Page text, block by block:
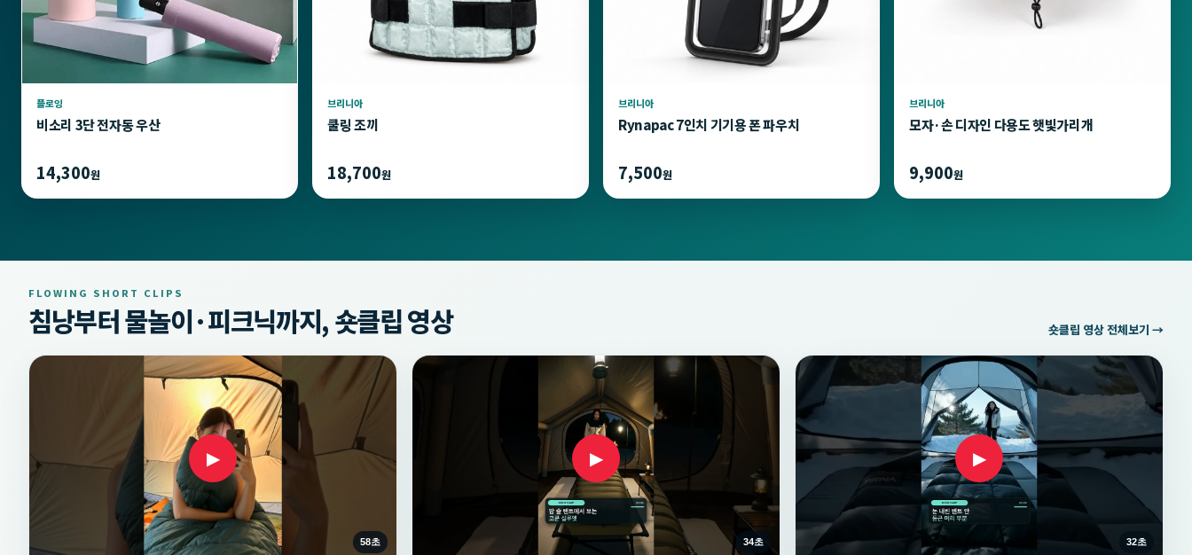
플로잉
비소리 3단 전자동 우산
14,300원
브리니아
쿨링 조끼
18,700원
브리니아
Rynapac 7인치 기기용 폰 파우치
7,500원
브리니아
모자·손 디자인 다용도 햇빛가리개
9,900원
FLOWING SHORT CLIPS
침낭부터 물놀이·피크닉까지, 숏클립 영상 숏클립 영상 전체보기 →
▶
58초
▶
34초
▶
32초